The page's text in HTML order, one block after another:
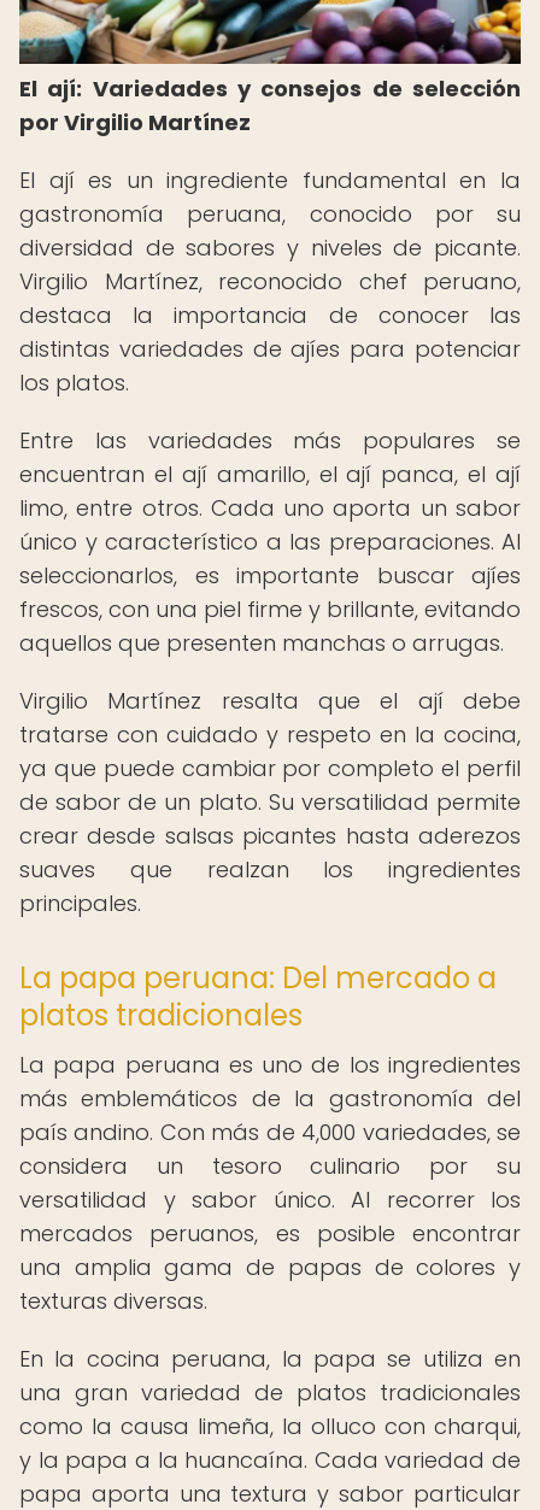
El ají: Variedades y consejos de selección
por Virgilio Martínez
El ají es un ingrediente fundamental en la
gastronomía peruana, conocido por su
diversidad de sabores y niveles de picante.
Virgilio Martínez, reconocido chef peruano,
destaca la importancia de conocer las
distintas variedades de ajíes para potenciar
los platos.
Entre las variedades más populares se
encuentran el ají amarillo, el ají panca, el ají
limo, entre otros. Cada uno aporta un sabor
único y característico a las preparaciones. Al
seleccionarlos, es importante buscar ajíes
frescos, con una piel firme y brillante, evitando
aquellos que presenten manchas o arrugas.
Virgilio Martínez resalta que el ají debe
tratarse con cuidado y respeto en la cocina,
ya que puede cambiar por completo el perfil
de sabor de un plato. Su versatilidad permite
crear desde salsas picantes hasta aderezos
suaves que realzan los ingredientes
principales.
La papa peruana: Del mercado a
platos tradicionales
La papa peruana es uno de los ingredientes
más emblemáticos de la gastronomía del
país andino. Con más de 4,000 variedades, se
considera un tesoro culinario por su
versatilidad y sabor único. Al recorrer los
mercados peruanos, es posible encontrar
una amplia gama de papas de colores y
texturas diversas.
En la cocina peruana, la papa se utiliza en
una gran variedad de platos tradicionales
como la causa limeña, la olluco con charqui,
y la papa a la huancaína. Cada variedad de
papa aporta una textura y sabor particular